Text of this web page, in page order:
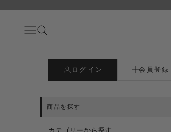
メニュー
検索
ログイン 会員登録